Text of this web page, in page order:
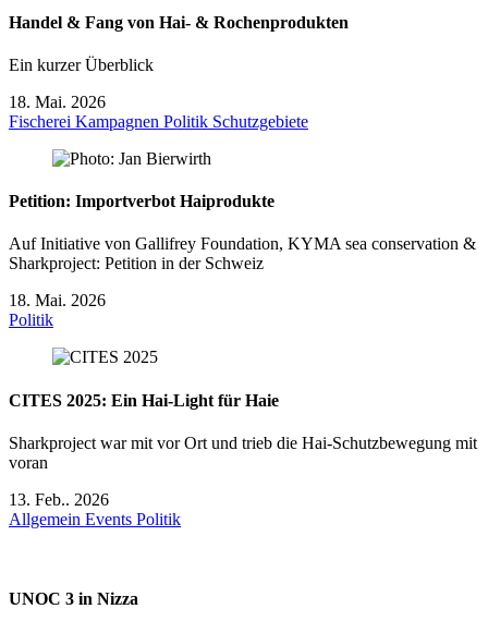
Handel & Fang von Hai- & Rochenprodukten
Ein kurzer Überblick
18. Mai. 2026
Fischerei Kampagnen Politik Schutzgebiete
Petition: Importverbot Haiprodukte
Auf Initiative von Gallifrey Foundation, KYMA sea conservation &
Sharkproject: Petition in der Schweiz
18. Mai. 2026
Politik
CITES 2025: Ein Hai-Light für Haie
Sharkproject war mit vor Ort und trieb die Hai-Schutzbewegung mit
voran
13. Feb.. 2026
Allgemein Events Politik
UNOC 3 in Nizza